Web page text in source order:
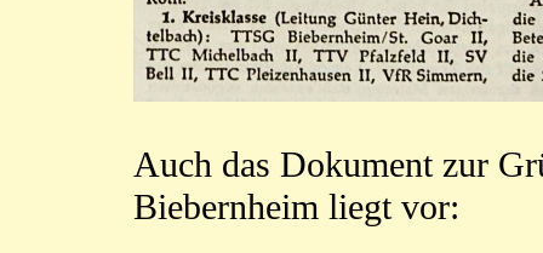
Auch das Dokument zur
Biebernheim liegt vor: